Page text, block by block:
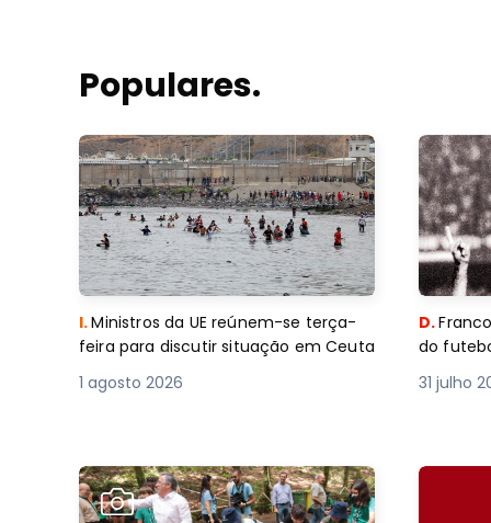
Populares.
I.Ministros da UE reúnem-se terça-
feira para discutir situação em Ceuta
1 agosto 2026
D.
do
31 julho